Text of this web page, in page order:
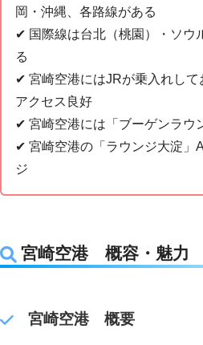
岡・沖縄、各路線がある
✔︎ 国際線は台北（桃園）・ソウ
る
✔︎ 宮崎空港にはJRが乗入れして
アクセス良好
✔︎ 宮崎空港には「ブーゲンラウ
✔︎ 宮崎空港の「ラウンジ大淀」
ジ
宮崎空港 概容・魅力
宮崎空港 概要